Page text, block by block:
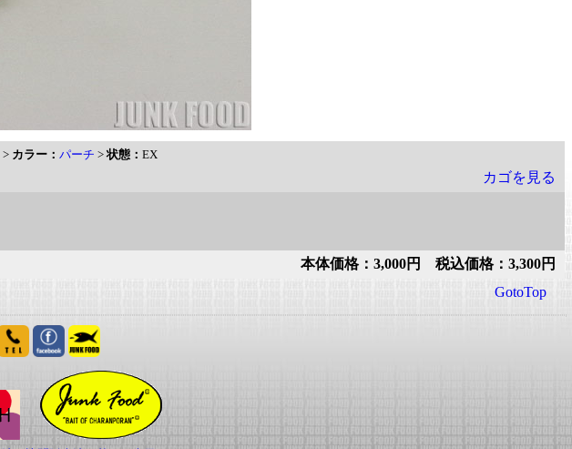
> カラー： パーチ >状態： EX
カゴを見る
本体価格：3,000円 税込価格：3,300円
GotoTop